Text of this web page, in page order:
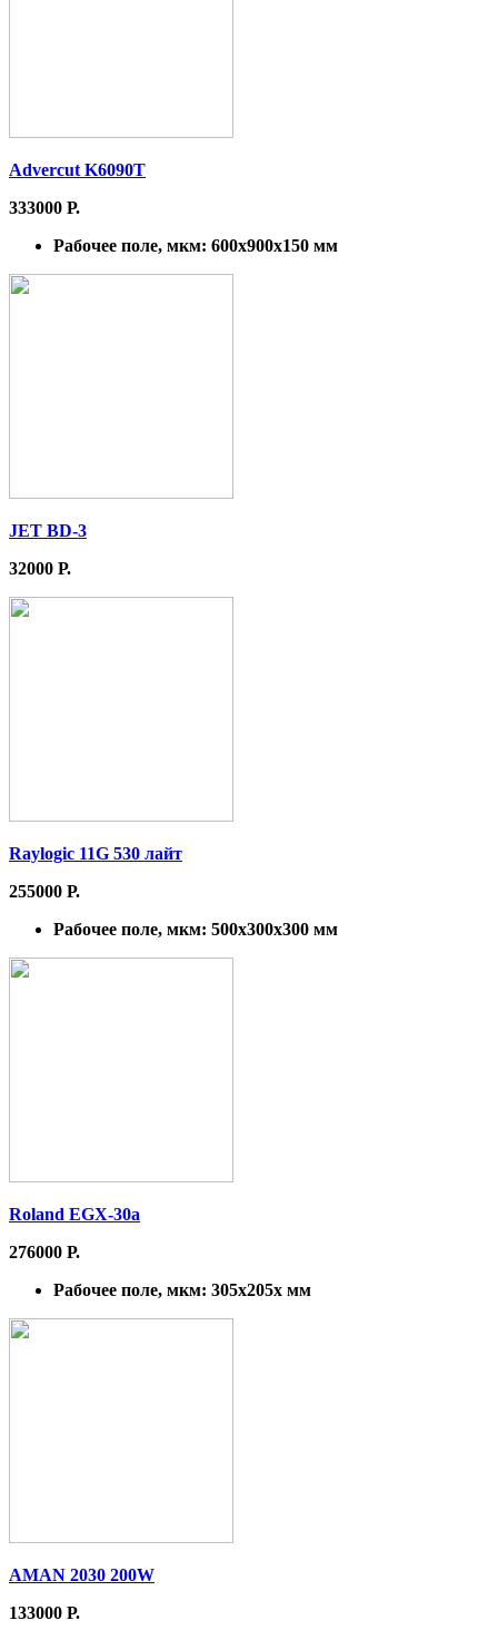
Advercut K6090T
333000 Р.
Рабочее поле, мкм: 600x900x150 мм
JET BD-3
32000 Р.
Raylogic 11G 530 лайт
255000 Р.
Рабочее поле, мкм: 500x300x300 мм
Roland EGX-30a
276000 Р.
Рабочее поле, мкм: 305x205x мм
AMAN 2030 200W
133000 Р.